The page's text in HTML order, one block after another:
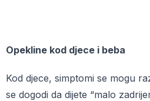
Opekline kod djece i beba
Kod djece, simptomi se mogu
se dogodi da dijete “malo